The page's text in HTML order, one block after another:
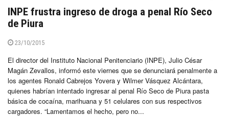
INPE frustra ingreso de droga a penal Río Seco
de Piura
23/10/2015
El director del Instituto Nacional Penitenciario (INPE), Julio César
Magán Zevallos, informó este viernes que se denunciará penalmente a
los agentes Ronald Cabrejos Yovera y Wilmer Vásquez Alcántara,
quienes habrían intentado ingresar al penal Río Seco de Piura pasta
básica de cocaína, marihuana y 51 celulares con sus respectivos
cargadores. “Lamentamos el hecho, pero no...